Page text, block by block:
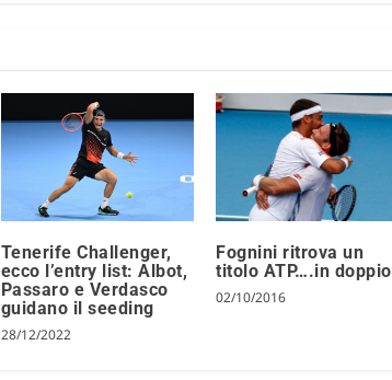
Tenerife Challenger,
ecco l’entry list: Albot,
Passaro e Verdasco
guidano il seeding
28/12/2022
Fognini ritrova un
titolo ATP….in doppio
02/10/2016